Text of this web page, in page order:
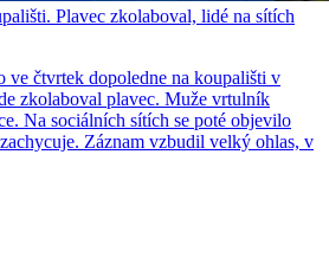
Plavec zkolaboval, lidé na sítích
ve čtvrtek dopoledne na koupališti v
zkolaboval plavec. Muže vrtulník
Na sociálních sítích se poté objevilo
Záznam vzbudil velký ohlas, v